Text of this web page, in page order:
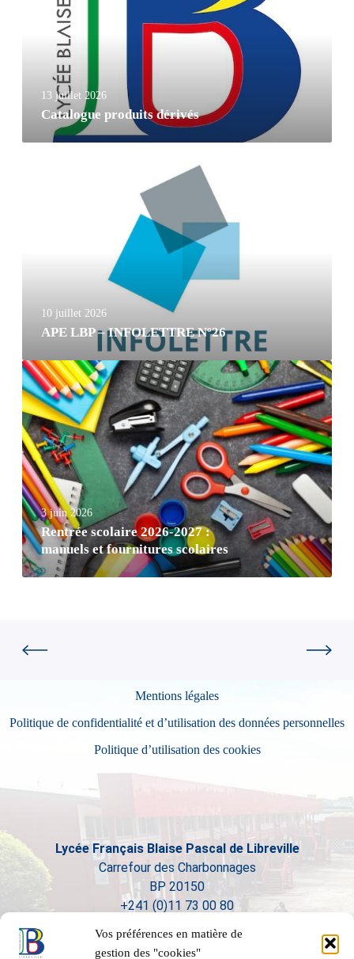
Vos préférences en matière de
gestion des "cookies"
13 juillet 2026
Catalogue produits dérivés
10 juillet 2026
APE LBP – INFOLETTRE Nº26
3 juin 2026
Rentrée scolaire 2026-2027 :
manuels et fournitures scolaires
Mentions légales
Politique de confidentialité et d’utilisation des données personnelles
Politique d’utilisation des cookies
Lycée Français Blaise Pascal de Libreville
Carrefour des Charbonnages
BP 20150
+241 (0)11 73 00 80